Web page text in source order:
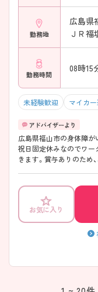
勤務地
広島県
ＪＲ福
勤務時間
08時15
未経験歓迎 マイカー
広島県福山市の身体障が
祝日固定休みなのでワ
きます。賞与ありのため
お気に入り